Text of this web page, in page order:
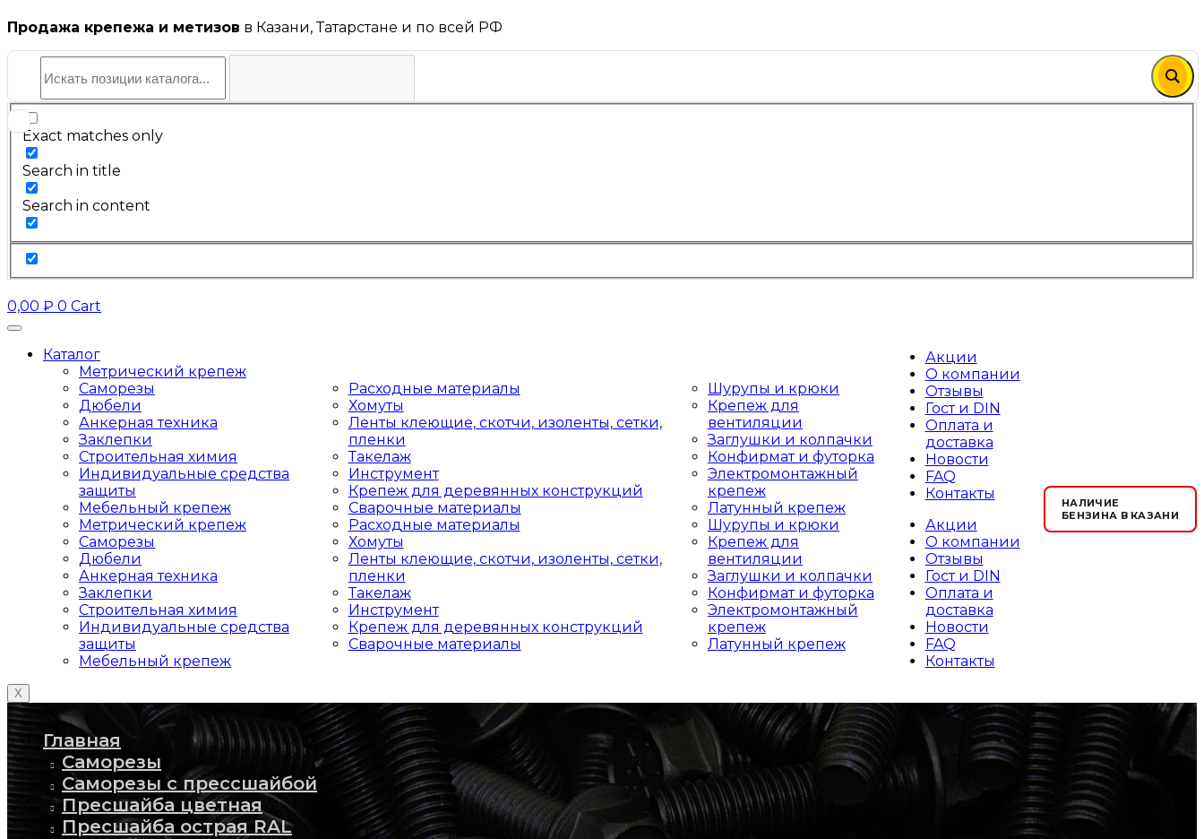
Продажа крепежа и метизов в Казани, Татарстане и по всей РФ
Exact matches only
Search in title
Search in content
0,00 ₽ 0 Cart
Каталог
Метрический крепеж
Саморезы
Дюбели
Анкерная техника
Заклепки
Строительная химия
Индивидуальные средства
защиты
Мебельный крепеж
Метрический крепеж
Саморезы
Дюбели
Анкерная техника
Заклепки
Строительная химия
Индивидуальные средства
защиты
Мебельный крепеж
Расходные материалы
Хомуты
Ленты клеющие, скотчи, изоленты, сетки,
пленки
Такелаж
Инструмент
Крепеж для деревянных конструкций
Сварочные материалы
Расходные материалы
Хомуты
Ленты клеющие, скотчи, изоленты, сетки,
пленки
Такелаж
Инструмент
Крепеж для деревянных конструкций
Сварочные материалы
Шурупы и крюки
Крепеж для
вентиляции
Заглушки и колпачки
Конфирмат и футорка
Электромонтажный
крепеж
Латунный крепеж
Шурупы и крюки
Крепеж для
вентиляции
Заглушки и колпачки
Конфирмат и футорка
Электромонтажный
крепеж
Латунный крепеж
X
Акции
О компании
Отзывы
Гост и DIN
Оплата и
доставка
Новости
FAQ
Контакты
Акции
О компании
Отзывы
Гост и DIN
Оплата и
доставка
Новости
FAQ
Контакты
НАЛИЧИЕ
БЕНЗИНА В КАЗАНИ
Главная
Саморезы
Саморезы с прессшайбой
Пресшайба цветная
Пресшайба острая RAL